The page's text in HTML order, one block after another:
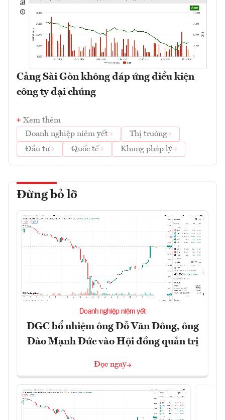
Cảng Sài Gòn không đáp ứng điều kiện
công ty đại chúng
Xem thêm
Doanh nghiệp niêm yết
Thị trường
Đầu tư
Quốc tế Khung pháp lý
Đừng bỏ lỡ
Doanh nghiệp niêm yết
DGC bổ nhiệm ông Đỗ Văn Đông, ông
Đào Mạnh Đức vào Hội đồng quản trị
Đọc ngay